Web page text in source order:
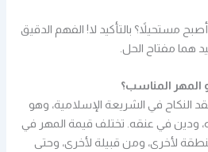
مستحيلاً؟ بالتأكيد لا! الفهم الدقيق
هما مفتاح الحل.
المهر المناسب؟
النكاح في الشريعة الإسلامية، وهو
ودين في عنقه. تختلف قيمة المهر في
لأخرى، ومن قبيلة لأخرى، وحتى